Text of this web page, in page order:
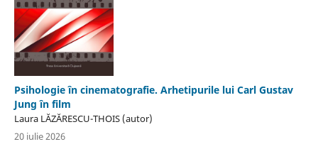
Psihologie în cinematografie. Arhetipurile lui Carl Gustav
Jung în film
Laura LĂZĂRESCU-THOIS (autor)
20 iulie 2026